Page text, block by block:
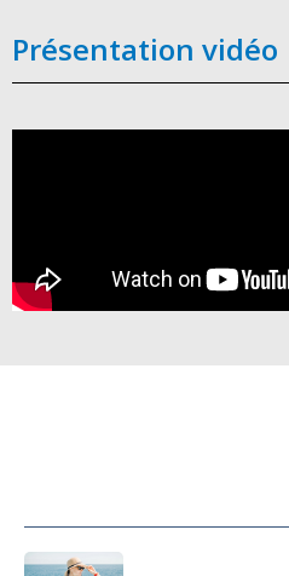
Présentation vidéo